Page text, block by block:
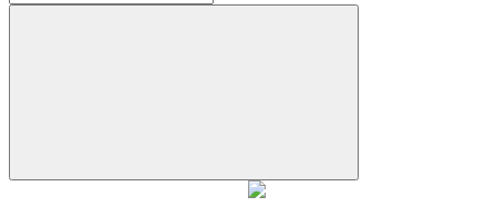
Искать